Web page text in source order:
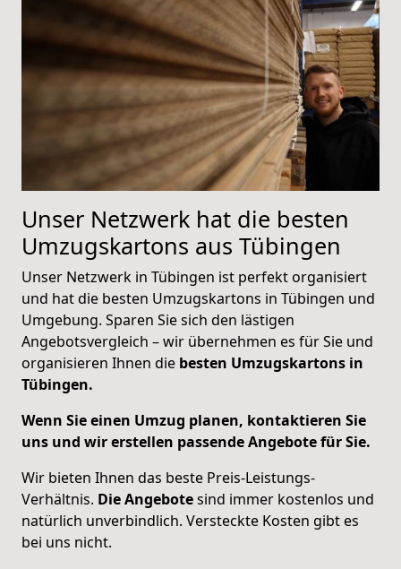
Unser Netzwerk hat die besten
Umzugskartons aus Tübingen
Unser Netzwerk in Tübingen ist perfekt organisiert
und hat die besten Umzugskartons in Tübingen und
Umgebung. Sparen Sie sich den lästigen
Angebotsvergleich – wir übernehmen es für Sie und
organisieren Ihnen die besten Umzugskartons in
Tübingen.
Wenn Sie einen Umzug planen, kontaktieren Sie
uns und wir erstellen passende Angebote für Sie.
Wir bieten Ihnen das beste Preis-Leistungs-
Verhältnis. Die Angebotesind immer kostenlos und
natürlich unverbindlich. Versteckte Kosten gibt es
bei uns nicht.